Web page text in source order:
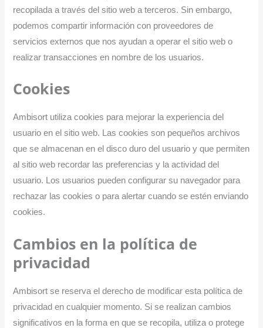
recopilada a través del sitio web a terceros. Sin embargo,
podemos compartir información con proveedores de
servicios externos que nos ayudan a operar el sitio web o
realizar transacciones en nombre de los usuarios.
Cookies
Ambisort utiliza cookies para mejorar la experiencia del
usuario en el sitio web. Las cookies son pequeños archivos
que se almacenan en el disco duro del usuario y que permiten
al sitio web recordar las preferencias y la actividad del
usuario. Los usuarios pueden configurar su navegador para
rechazar las cookies o para alertar cuando se estén enviando
cookies.
Cambios en la política de
privacidad
Ambisort se reserva el derecho de modificar esta política de
privacidad en cualquier momento. Si se realizan cambios
significativos en la forma en que se recopila, utiliza o protege